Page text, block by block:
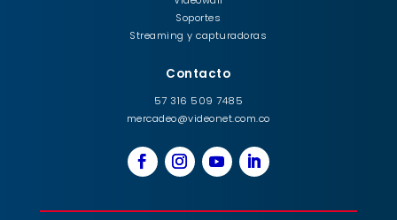
Soportes
Streaming y capturadoras
Contacto
57 316 509 7485
mercadeo@videonet.com.co